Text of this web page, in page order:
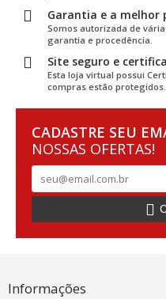
Garantia e a melhor
Somos autorizada de
garantia e procedência.
Site seguro e
Esta loja virtual possui
compras estão protegidos.
CADASTRE SEU
NOSSAS OFERTAS!
Informações